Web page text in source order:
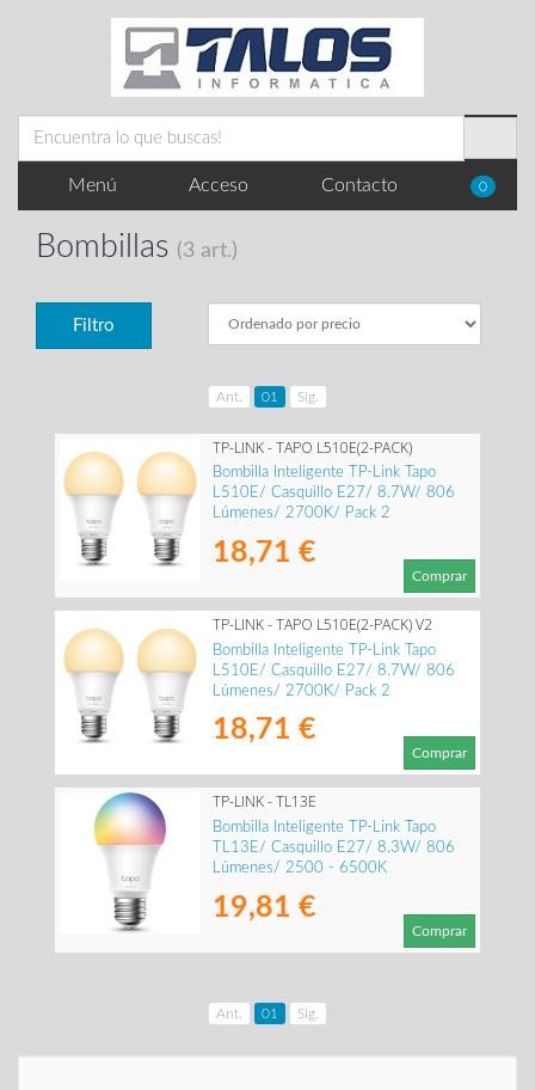
Menú Acceso Contacto 0
Bombillas (3 art.)
Filtro
Ant. 01 Sig.
TP-LINK - TAPO L510E(2-PACK)
Bombilla Inteligente TP-Link Tapo
L510E/ Casquillo E27/ 8.7W/ 806
Lúmenes/ 2700K/ Pack 2
18,71 €
Comprar
TP-LINK - TAPO L510E(2-PACK) V2
Bombilla Inteligente TP-Link Tapo
L510E/ Casquillo E27/ 8.7W/ 806
Lúmenes/ 2700K/ Pack 2
18,71 €
Comprar
TP-LINK - TL13E
Bombilla Inteligente TP-Link Tapo
TL13E/ Casquillo E27/ 8.3W/ 806
Lúmenes/ 2500 - 6500K
19,81 €
Comprar
Ant. 01 Sig.